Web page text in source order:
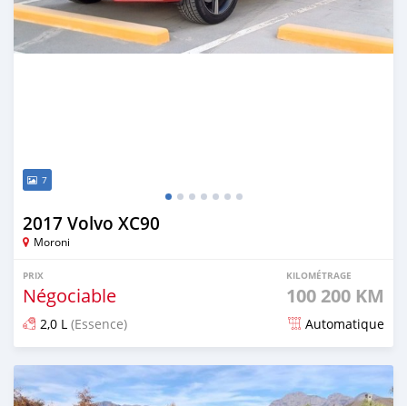
7
2017 Volvo XC90
Moroni
PRIX
Négociable
KILOMÉTRAGE
100 200 KM
2,0 L (Essence) Automatique
Publié il y a plus d'un an